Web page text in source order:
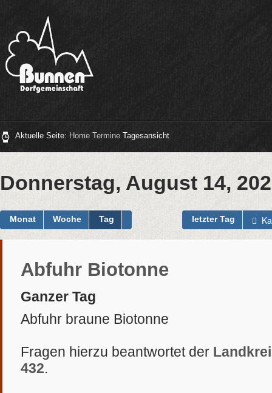
Aktuelle Seite: Home Termine Tagesansicht
Donnerstag, August 14,
Monat Woche Tag letzter Tag
Abfuhr Biotonne
Ganzer Tag
Abfuhr braune Biotonne
Fragen hierzu beantwortet der
432.